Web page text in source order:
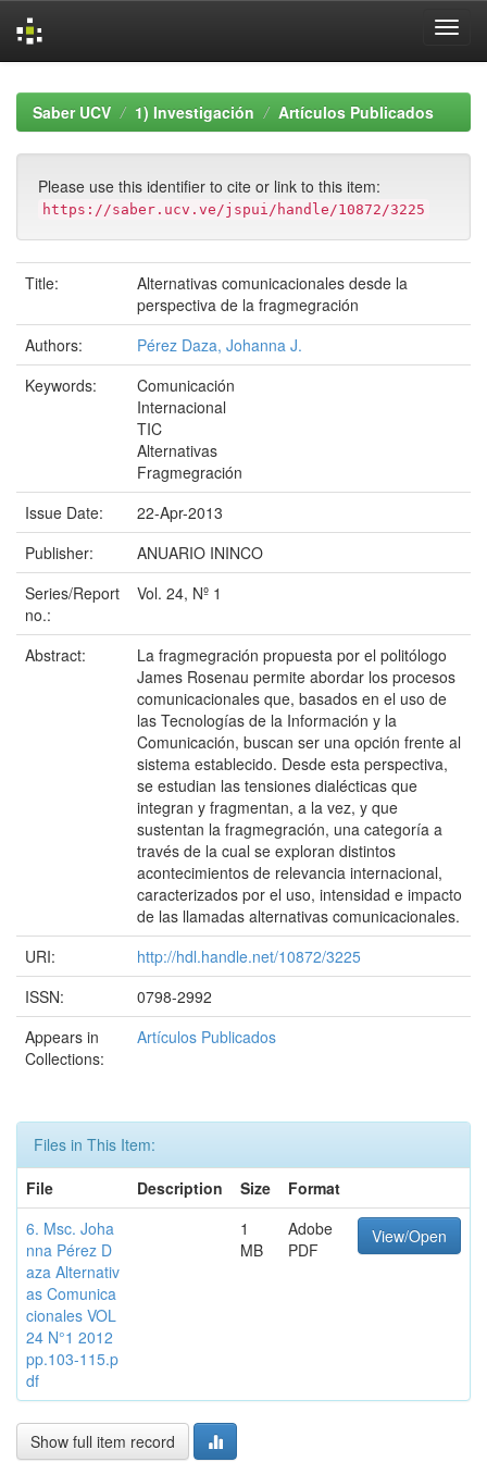
navigationSaber UCV 1) Investigación Artículos Publicados
Please use this identifier to cite or link to this item:
https://saber.ucv.ve/jspui/handle/10872/3225
Title:
Alternativas comunicacionales desde la
perspectiva de la fragmegración
Authors:
Pérez Daza, Johanna J.
Keywords:
Comunicación
Internacional
TIC
Alternativas
Fragmegración
Issue Date:
22-Apr-2013
Publisher:
ANUARIO ININCO
Series/Report
no.:
Vol. 24, Nº 1
Abstract:
La fragmegración propuesta por el politólogo
James Rosenau permite abordar los procesos
comunicacionales que, basados en el uso de
las Tecnologías de la Información y la
Comunicación, buscan ser una opción frente al
sistema establecido. Desde esta perspectiva,
se estudian las tensiones dialécticas que
integran y fragmentan, a la vez, y que
sustentan la fragmegración, una categoría a
través de la cual se exploran distintos
acontecimientos de relevancia internacional,
caracterizados por el uso, intensidad e impacto
de las llamadas alternativas comunicacionales.
URI:
http://hdl.handle.net/10872/3225
ISSN:
0798-2992
Appears in
Collections:
Artículos Publicados
Files in This Item:
File
Description Size
Format
6. Msc. Joha
nna Pérez D
aza Alternativ
as Comunica
cionales VOL
24 N°1 2012
pp.103-115.p
df
1
MB
Adobe
PDF
View/Open
Show full item record